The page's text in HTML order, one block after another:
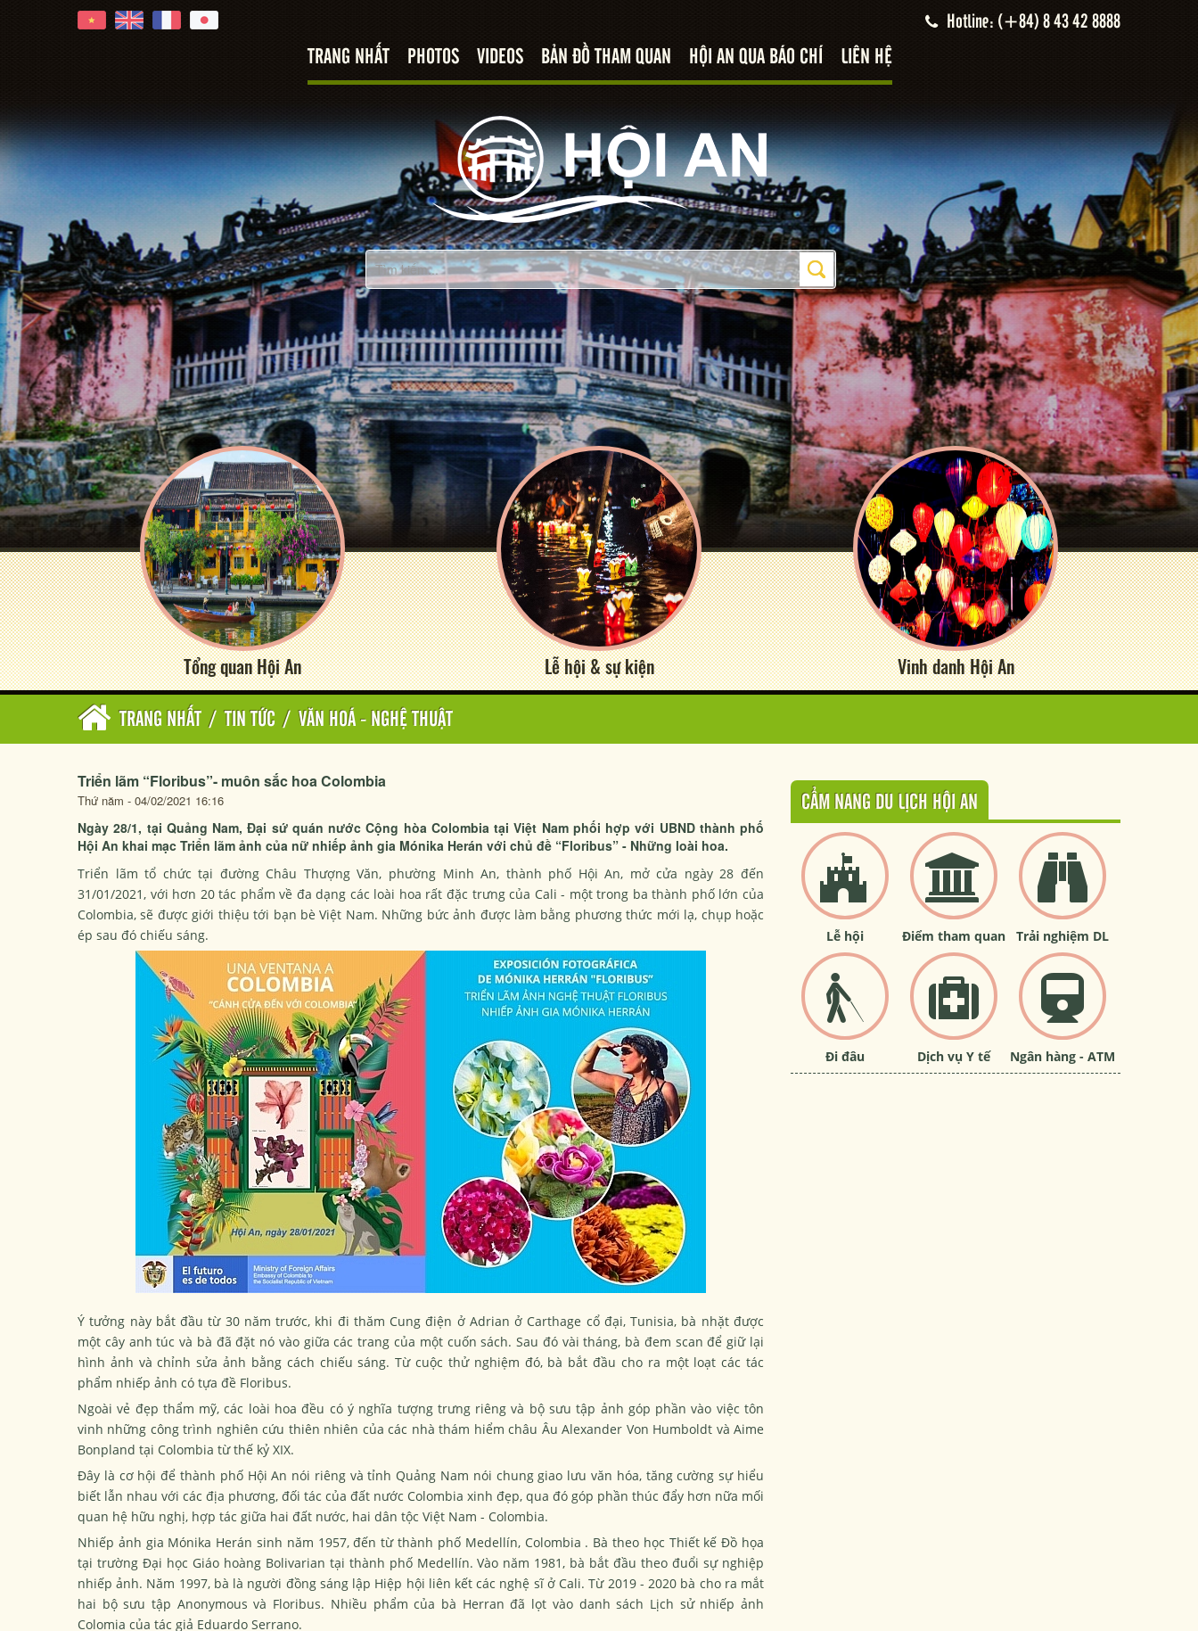
Hotline: (+84) 8 43 42 8888
TRANG NHẤT PHOTOS VIDEOS BẢN ĐỒ THAM QUAN HỘI AN QUA BÁO CHÍ LIÊN HỆ
Tổng quan Hội An Lễ hội & sự kiện Vinh danh Hội An
TRANG NHẤT / TIN TỨC / VĂN HOÁ - NGHỆ THUẬT
Triển lãm “Floribus”- muôn sắc hoa Colombia
Thứ năm - 04/02/2021 16:16
Ngày 28/1, tại Quảng Nam, Đại sứ quán nước Cộng hòa Colombia tại Việt Nam phối hợp với UBND thành phố
Hội An khai mạc Triển lãm ảnh của nữ nhiếp ảnh gia Mónika Herán với chủ đề “Floribus” - Những loài hoa.
Triển lãm tổ chức tại đường Châu Thượng Văn, phường Minh An, thành phố Hội An, mở cửa ngày 28 đến
31/01/2021, với hơn 20 tác phẩm về đa dạng các loài hoa rất đặc trưng của Cali - một trong ba thành phố lớn của
Colombia, sẽ được giới thiệu tới bạn bè Việt Nam. Những bức ảnh được làm bằng phương thức mới lạ, chụp hoặc
ép sau đó chiếu sáng.
Ý tưởng này bắt đầu từ 30 năm trước, khi đi thăm Cung điện ở Adrian ở Carthage cổ đại, Tunisia, bà nhặt được
một cây anh túc và bà đã đặt nó vào giữa các trang của một cuốn sách. Sau đó vài tháng, bà đem scan để giữ lại
hình ảnh và chỉnh sửa ảnh bằng cách chiếu sáng. Từ cuộc thử nghiệm đó, bà bắt đầu cho ra một loạt các tác
phẩm nhiếp ảnh có tựa đề Floribus.
Ngoài vẻ đẹp thẩm mỹ, các loài hoa đều có ý nghĩa tượng trưng riêng và bộ sưu tập ảnh góp phần vào việc tôn
vinh những công trình nghiên cứu thiên nhiên của các nhà thám hiểm châu Âu Alexander Von Humboldt và Aime
Bonpland tại Colombia từ thế kỷ XIX.
Đây là cơ hội để thành phố Hội An nói riêng và tỉnh Quảng Nam nói chung giao lưu văn hóa, tăng cường sự hiểu
biết lẫn nhau với các địa phương, đối tác của đất nước Colombia xinh đẹp, qua đó góp phần thúc đẩy hơn nữa mối
quan hệ hữu nghị, hợp tác giữa hai đất nước, hai dân tộc Việt Nam - Colombia.
Nhiếp ảnh gia Mónika Herán sinh năm 1957, đến từ thành phố Medellín, Colombia . Bà theo học Thiết kế Đồ họa
tại trường Đại học Giáo hoàng Bolivarian tại thành phố Medellín. Vào năm 1981, bà bắt đầu theo đuổi sự nghiệp
nhiếp ảnh. Năm 1997, bà là người đồng sáng lập Hiệp hội liên kết các nghệ sĩ ở Cali. Từ 2019 - 2020 bà cho ra mắt
hai bộ sưu tập Anonymous và Floribus. Nhiều phẩm của bà Herran đã lọt vào danh sách Lịch sử nhiếp ảnh
Colomia của tác giả Eduardo Serrano.
CẨM NANG DU LỊCH HỘI AN
Lễ hội Điểm tham quan Trải nghiệm DL
Đi đâu Dịch vụ Y tế Ngân hàng - ATM